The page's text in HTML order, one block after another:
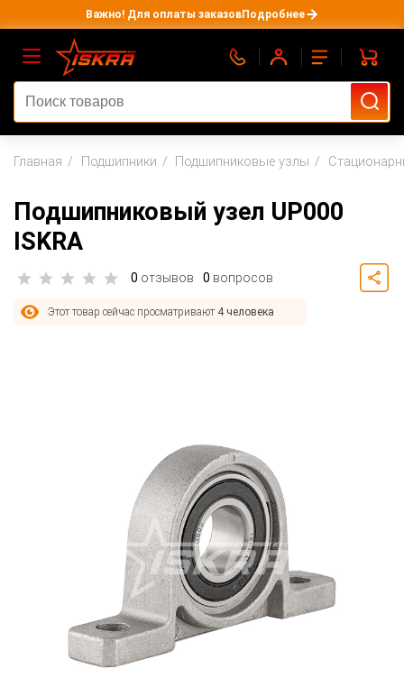
Важно! Для оплаты заказовПодробнее
Главная Подшипники Подшипниковые узлы
Подшипниковый узел UP000
ISKRA
0 отзывов 0 вопросов
Этот товар сейчас просматривают 4 человека